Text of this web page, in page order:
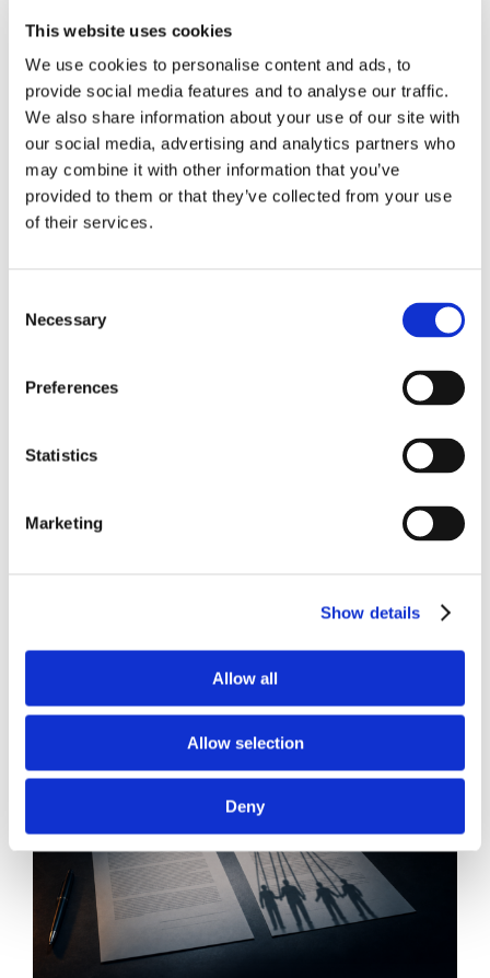
This website uses cookies
We use cookies to personalise content and ads, to
provide social media features and to analyse our traffic.
We also share information about your use of our site with
our social media, advertising and analytics partners who
may combine it with other information that you’ve
provided to them or that they’ve collected from your use
of their services.
Selection
Necessary
Preferences
Statistics
Marketing
Show details
Allow all
Allow selection
Deny
Obbligazioni solidali passive:
rapporti tra surrogazione legale e
regresso
La sentenza n. 16835 del 29 maggio 2026 della
Corte di Cassazione offre l'occasione per tornare
su un tema di grande rilievo teorico e pratico
CONDIVIDI SUI SOCIAL
Roberto De Gaetano